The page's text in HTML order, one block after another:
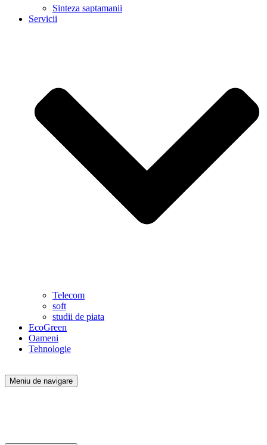
Sinteza saptamanii
Servicii
Telecom
soft
studii de piata
EcoGreen
Oameni
Tehnologie
Meniu de navigare